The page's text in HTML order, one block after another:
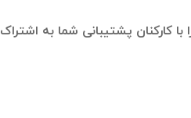
کارکنان پشتیبانی شما به اشتراک